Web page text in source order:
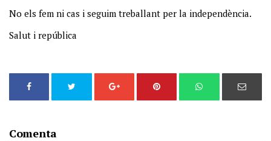
No els fem ni cas i seguim treballant per la independència.
Salut i república
Comenta